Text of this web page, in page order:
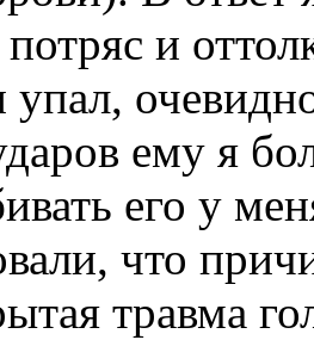
потряс и
упал,
ему я
его у
что
травма